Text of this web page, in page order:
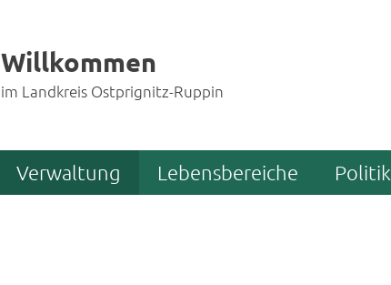
Willkommen
im Landkreis Ostprignitz-Ruppin
Verwaltung Lebensbereiche Politik